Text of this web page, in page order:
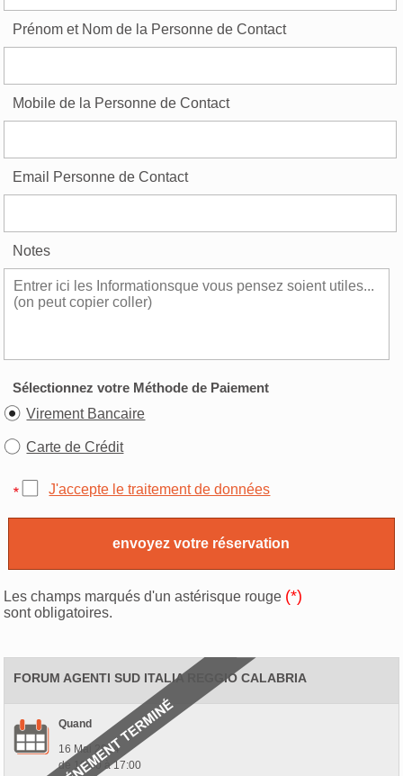
Prénom et Nom de la Personne de Contact
Mobile de la Personne de Contact
Email Personne de Contact
Notes
Sélectionnez votre Méthode de Paiement
Virement Bancaire
Carte de Crédit
J'accepte le traitement de données
Les champs marqués d'un astérisque rouge (*)
sont obligatoires.
FORUM AGENTI SUD ITALIA REGGIO CALABRIA
Quand
16 Mai 2024
de 10:00 à 17:00